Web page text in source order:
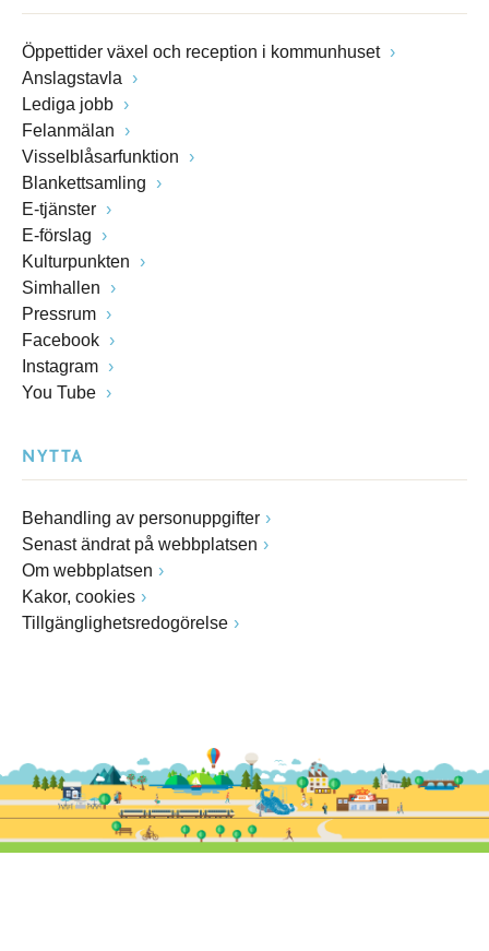
Öppettider växel och reception i kommunhuset
Anslagstavla
Lediga jobb
Felanmälan
Visselblåsarfunktion
Blankettsamling
E-tjänster
E-förslag
Kulturpunkten
Simhallen
Pressrum
Facebook
Instagram
You Tube
NYTTA
Behandling av personuppgifter
Senast ändrat på webbplatsen
Om webbplatsen
Kakor, cookies
Tillgänglighetsredogörelse